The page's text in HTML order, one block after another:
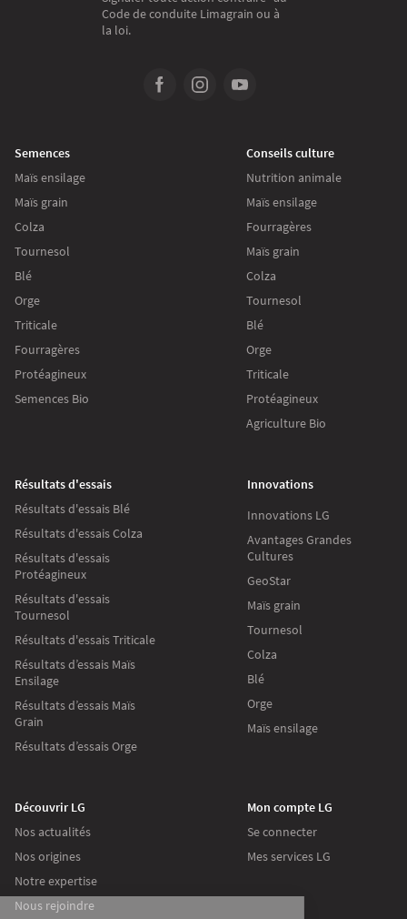
Code de conduite Limagrain ou à
la loi.
Semences
Maïs ensilage
Maïs grain
Colza
Tournesol
Blé
Orge
Triticale
Fourragères
Protéagineux
Semences Bio
Conseils culture
Nutrition animale
Maïs ensilage
Fourragères
Maïs grain
Colza
Tournesol
Blé
Orge
Triticale
Protéagineux
Agriculture Bio
Résultats d'essais
Résultats d'essais Blé
Résultats d'essais Colza
Résultats d'essais
Protéagineux
Résultats d'essais
Tournesol
Résultats d'essais Triticale
Résultats d’essais Maïs
Ensilage
Résultats d’essais Maïs
Grain
Résultats d’essais Orge
Innovations
Innovations LG
Avantages Grandes
Cultures
GeoStar
Maïs grain
Tournesol
Colza
Blé
Orge
Maïs ensilage
Découvrir LG
Nos actualités
Nos origines
Notre expertise
Nous rejoindre
Mon compte LG
Se connecter
Mes services LG
Continuer sans accepter